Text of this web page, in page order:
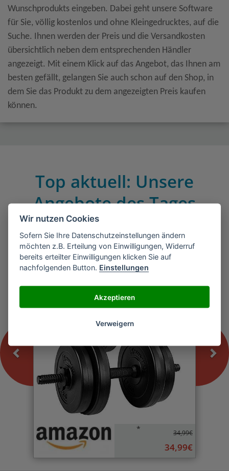
Wunschprodukts eingeben. Dabei geht unsere Software
für Sie, völlig kostenlos und ohne Kleingedrucktes, auf die
Suche. Ihnen werden der Preis und die Versandkosten
übersichtlich neben dem entsprechenden Händler
angezeigt. Mit einem Klick auf das Angebot, das Ihnen am
besten gefällt, gelangen Sie auch schon auf den Shop, in
dem Sie das Produkt zu dem angezeigten Preis kaufen
können.
Top aktuell: Unsere
Angebote des Tages
MOVIT Kurzhantel
* 34,99€
34,99€
Previous
Wir nutzen Cookies
Sofern Sie Ihre Datenschutzeinstellungen ändern
möchten z.B. Erteilung von Einwilligungen, Widerruf
bereits erteilter Einwilligungen klicken Sie auf
nachfolgenden Button. Einstellungen
Akzeptieren
Verweigern